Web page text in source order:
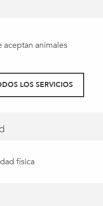
aceptan animales
LOS SERVICIOS
física